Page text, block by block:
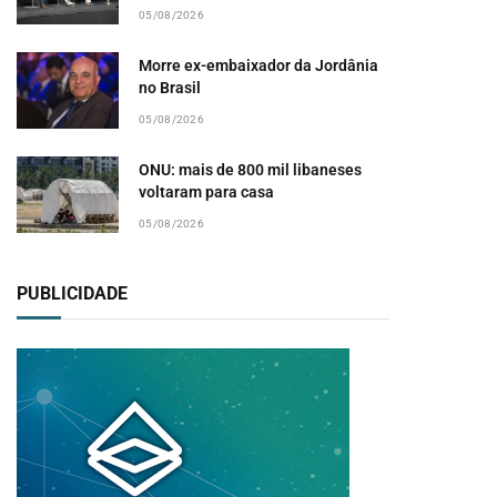
05/08/2026
Morre ex-embaixador da Jordânia
no Brasil
05/08/2026
ONU: mais de 800 mil libaneses
voltaram para casa
05/08/2026
PUBLICIDADE